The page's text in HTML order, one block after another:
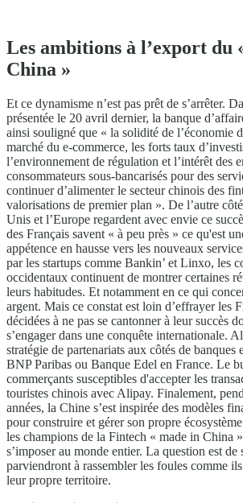
Les ambitions à l’export du
China »
Et ce dynamisme n’est pas prêt de s’arrêter.
présentée le 20 avril dernier, la banque
ainsi souligné que « la solidité de l’économie
marché du e-commerce, les forts taux
l’environnement de régulation et l’intérêt des
consommateurs sous-bancarisés pour des
continuer d’alimenter le secteur chinois des
valorisations de premier plan ». De l’autre
Unis et l’Europe regardent avec envie ce
des Français savent « à peu près » ce qu'est
appétence en hausse vers les nouveaux
par les startups comme Bankin’ et Linxo, les
occidentaux continuent de montrer certaines
leurs habitudes. Et notamment en ce qui
argent. Mais ce constat est loin d’effrayer les
décidées à ne pas se cantonner à leur succès
s’engager dans une conquête internationale.
stratégie de partenariats aux côtés de banques
BNP Paribas ou Banque Edel en France. Le
commerçants susceptibles d'accepter les
touristes chinois avec Alipay. Finalement,
années, la Chine s’est inspirée des modèles
pour construire et gérer son propre
les champions de la Fintech « made in China
s’imposer au monde entier. La question est de
parviendront à rassembler les foules comme
leur propre territoire.